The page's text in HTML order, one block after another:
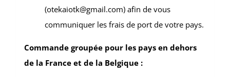
(otekaiotk@gmail.com) afin de vous
communiquer les frais de port de votre pays.
Commande groupée pour les pays en dehors
de la France et de la Belgique :